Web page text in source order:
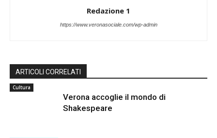
Redazione 1
https://www.veronasociale.com/wp-admin
ARTICOLI CORRELATI
Cultura
Verona accoglie il mondo di
Shakespeare